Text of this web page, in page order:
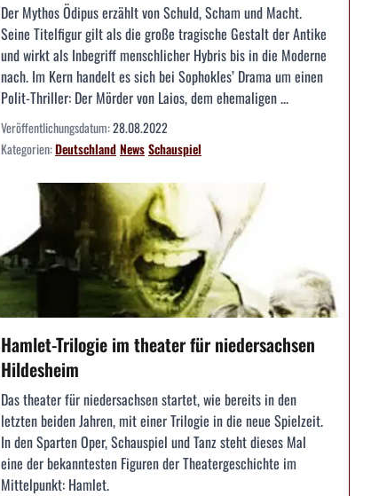
Der Mythos Ödipus erzählt von Schuld, Scham und Macht.
Seine Titelfigur gilt als die große tragische Gestalt der Antike
und wirkt als Inbegriff menschlicher Hybris bis in die Moderne
nach. Im Kern handelt es sich bei Sophokles’ Drama um einen
Polit-Thriller: Der Mörder von Laios, dem ehemaligen ...
Veröffentlichungsdatum:28.08.2022
Kategorien:DeutschlandNewsSchauspiel
Hamlet-Trilogie im theater für niedersachsen
Hildesheim
Das theater für niedersachsen startet, wie bereits in den
letzten beiden Jahren, mit einer Trilogie in die neue Spielzeit.
In den Sparten Oper, Schauspiel und Tanz steht dieses Mal
eine der bekanntesten Figuren der Theatergeschichte im
Mittelpunkt: Hamlet.